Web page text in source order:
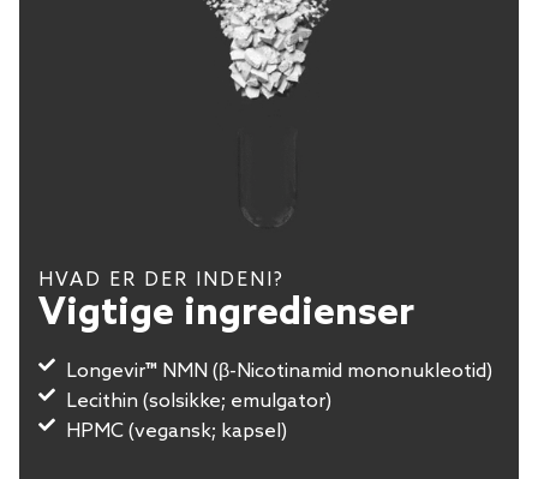
HVAD ER DER INDENI?
Vigtige ingredienser
Longevir™ NMN (β-Nicotinamid mononukleotid)
Lecithin (solsikke; emulgator)
HPMC (vegansk; kapsel)